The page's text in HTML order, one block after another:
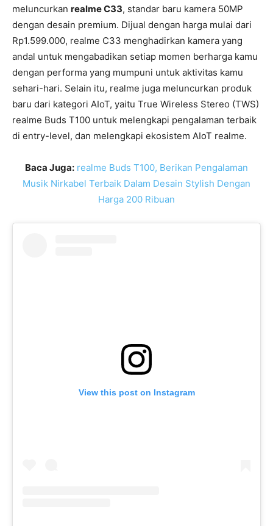
meluncurkan realme C33, standar baru kamera 50MP
dengan desain premium. Dijual dengan harga mulai dari
Rp1.599.000, realme C33 menghadirkan kamera yang
andal untuk mengabadikan setiap momen berharga kamu
dengan performa yang mumpuni untuk aktivitas kamu
sehari-hari. Selain itu, realme juga meluncurkan produk
baru dari kategori AIoT, yaitu True Wireless Stereo (TWS)
realme Buds T100 untuk melengkapi pengalaman terbaik
di entry-level, dan melengkapi ekosistem AIoT realme.
Baca Juga: realme Buds T100, Berikan Pengalaman
Musik Nirkabel Terbaik Dalam Desain Stylish Dengan
Harga 200 Ribuan
View this post on Instagram